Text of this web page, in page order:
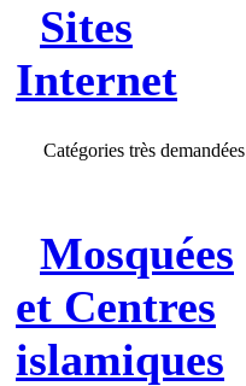
Sites
Internet
Catégories très demandées
Mosquées
et Centres
islamiques